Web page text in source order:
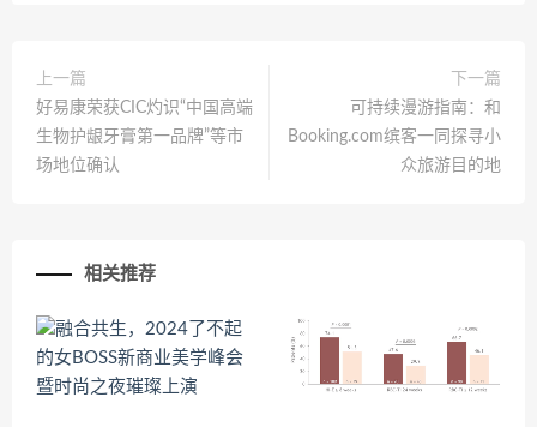
上一篇
好易康荣获CIC灼识“中国高端
生物护龈牙膏第一品牌”等市
场地位确认
下一篇
可持续漫游指南：和
Booking.com缤客一同探寻小
众旅游目的地
相关推荐